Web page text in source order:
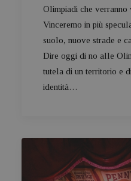
Olimpiadi che verranno
Vinceremo in più
suolo, nuove strade e
Dire oggi di no alle
tutela di un territorio e
identità…